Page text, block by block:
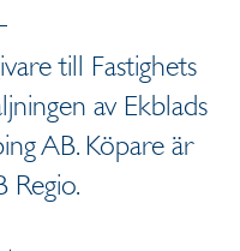
till Fastighets
av Ekblads
AB. Köpare är
Regio.